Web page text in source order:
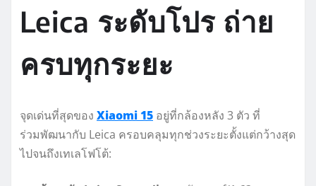
Leica ระดับโปร ถ่าย
ครบทุกระยะ
จุดเด่นที่สุดของ Xiaomi 15 อยู่ที่กล้องหลัง 3 ตัว ที่
ร่วมพัฒนากับ Leica ครอบคลุมทุกช่วงระยะตั้งแต่กว้างสุด
ไปจนถึงเทเลโฟโต้: